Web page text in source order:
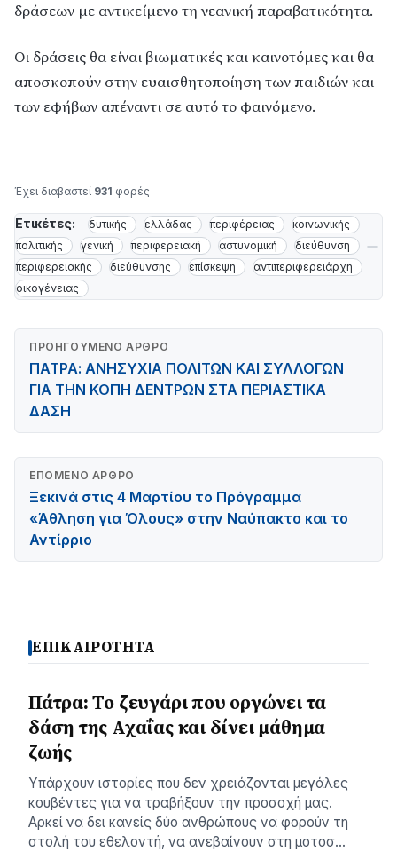
δράσεων με αντικείμενο τη νεανική παραβατικότητα.
Οι δράσεις θα είναι βιωματικές και καινοτόμες και θα
αποσκοπούν στην ευαισθητοποίηση των παιδιών και
των εφήβων απέναντι σε αυτό το φαινόμενο.
Έχει διαβαστεί 931 φορές
Ετικέτες: δυτικής ελλάδας περιφέρειας
κοινωνικής
πολιτικής
γενική περιφερειακή αστυνομική
διεύθυνση
περιφερειακής
διεύθυνσης επίσκεψη
αντιπεριφερειάρχη
οικογένειας
ΠΡΟΗΓΟΎΜΕΝΟ ΆΡΘΡΟ
ΠΑΤΡΑ: ΑΝΗΣΥΧΙΑ ΠΟΛΙΤΩΝ ΚΑΙ ΣΥΛΛΟΓΩΝ
ΓΙΑ ΤΗΝ ΚΟΠΗ ΔΕΝΤΡΩΝ ΣΤΑ ΠΕΡΙΑΣΤΙΚΑ
ΔΑΣΗ
ΕΠΌΜΕΝΟ ΆΡΘΡΟ
Ξεκινά στις 4 Μαρτίου το Πρόγραμμα
«Άθληση για Όλους» στην Ναύπακτο και το
Αντίρριο
ΕΠΙΚΑΙΡΟΤΗΤΑ
Πάτρα: Το ζευγάρι που οργώνει τα
δάση της Αχαΐας και δίνει μάθημα
ζωής
Υπάρχουν ιστορίες που δεν χρειάζονται μεγάλες
κουβέντες για να τραβήξουν την προσοχή μας.
Αρκεί να δει κανείς δύο ανθρώπους να φορούν τη
στολή του εθελοντή, να ανεβαίνουν στη μοτοσ…